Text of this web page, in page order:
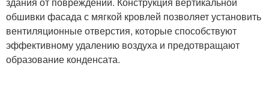
обшивки фасада с мягкой кровлей позволяет установить
вентиляционные отверстия, которые способствуют
эффективному удалению воздуха и предотвращают
образование конденсата.